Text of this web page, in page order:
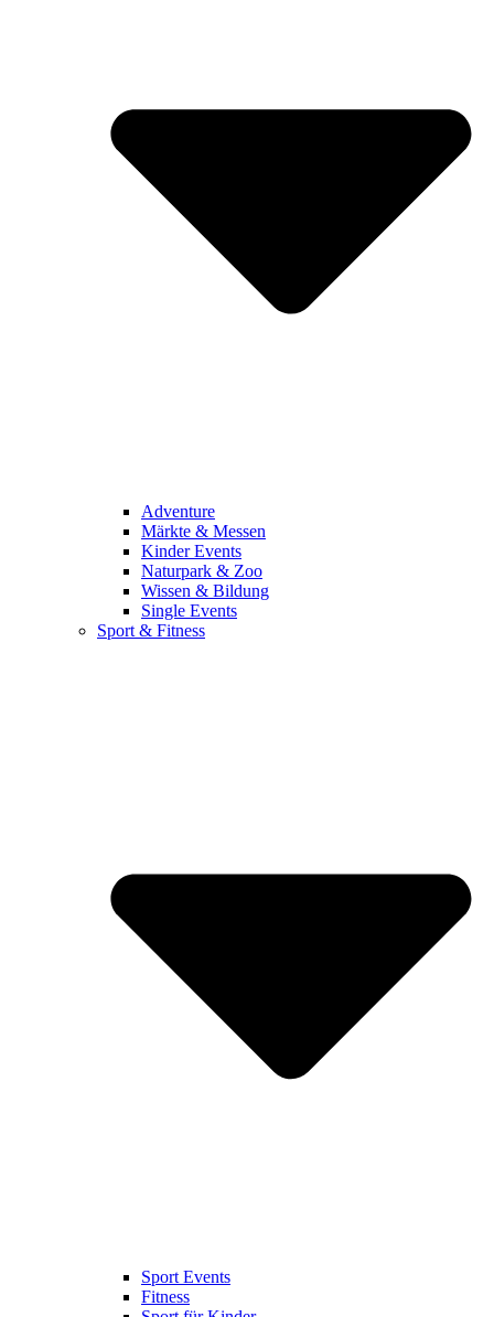
Adventure
Märkte & Messen
Kinder Events
Naturpark & Zoo
Wissen & Bildung
Single Events
Sport & Fitness
Sport Events
Fitness